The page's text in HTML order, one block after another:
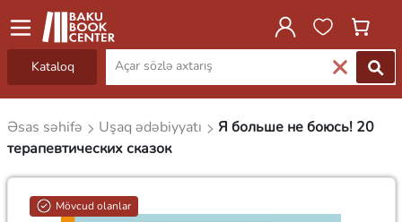
Kataloq
Əsas səhifə Uşaq ədəbiyyatı
Я больше не боюсь! 20
терапевтических сказок
Mövcud olanlar